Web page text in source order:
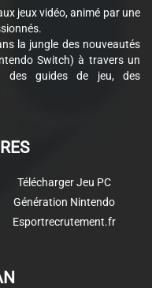
jeux vidéo, animé par une
la jungle des nouveautés
Switch) à travers un
des guides de jeu, des
Télécharger Jeu PC
Génération Nintendo
Esportrecrutement.fr